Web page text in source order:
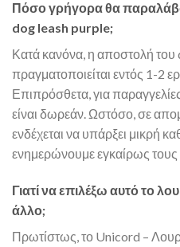
Πόσο γρήγορα θα
dog leash purple;
Κατά κανόνα, η αποστολή του
πραγματοποιείται εντός 1-2
Επιπρόσθετα, για
είναι δωρεάν. Ωστόσο, σε
ενδέχεται να υπάρξει μικρή
ενημερώνουμε εγκαίρως τους
Γιατί να επιλέξω αυτό το
άλλο;
Πρωτίστως, το Unicord –